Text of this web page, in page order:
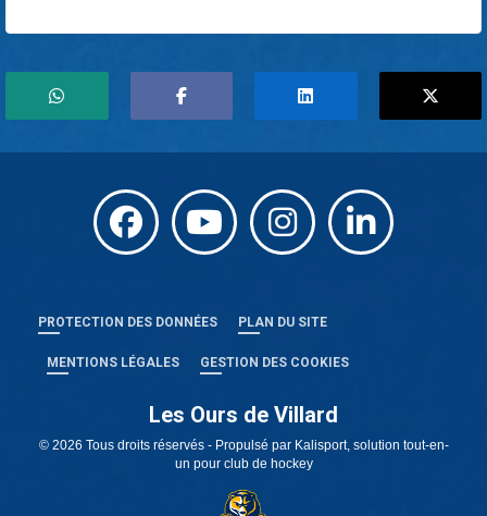
PROTECTION DES DONNÉES PLAN DU SITE
MENTIONS LÉGALES GESTION DES COOKIES
Les Ours de Villard
© 2026 Tous droits réservés - Propulsé par Kalisport, solution tout-en-
un pour club de hockey